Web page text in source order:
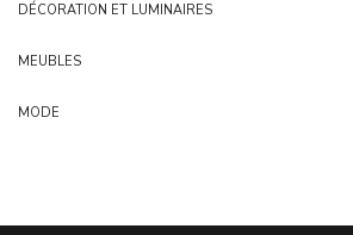
DÉCORATION ET LUMINAIRES
MEUBLES
MODE